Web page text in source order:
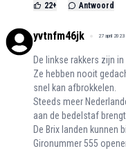
22+ Antwoord
yvtnfm46jk 27 april
De linkse rakkers zijn in
Ze hebben nooit
snel kan afbrokkelen.
Steeds meer
aan de bedelstaf
De Brix landen kunnen
Gironummer 555